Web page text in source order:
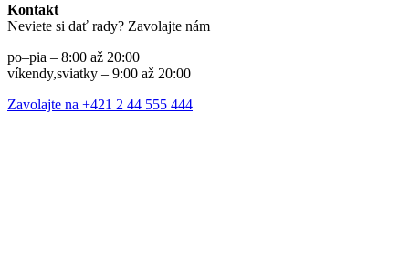
Kontakt
Neviete si dať rady? Zavolajte nám
po–pia – 8:00 až 20:00
víkendy,sviatky – 9:00 až 20:00
Zavolajte na +421 2 44 555 444